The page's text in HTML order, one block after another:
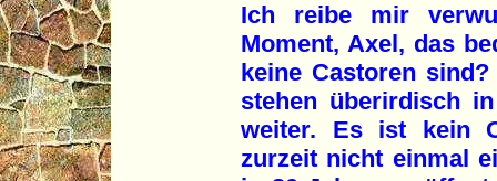
Ich reibe mir
Moment, Axel, das
keine Castoren
stehen überirdisch
weiter. Es ist kein
zurzeit nicht einmal